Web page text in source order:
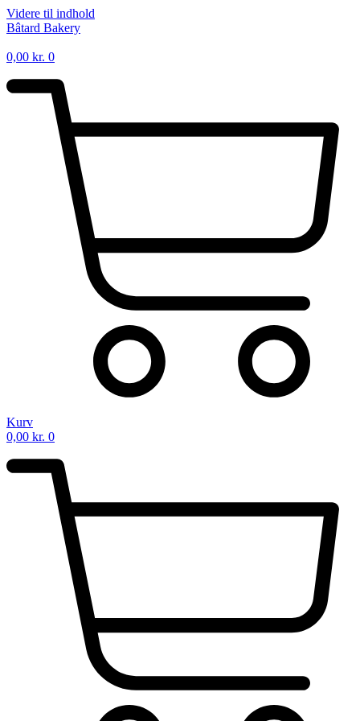
Videre til indhold
Bâtard Bakery
0,00 kr. 0
Kurv
0,00 kr. 0